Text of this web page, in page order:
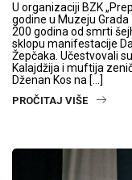
U organizaciji BZK
godine u Muzeju
200 godina od smrti
sklopu manifestacije
Žepčaka. Učestvovali
Kalajdžija i muftija
Dženan Kos na […]
PROČITAJ VIŠE